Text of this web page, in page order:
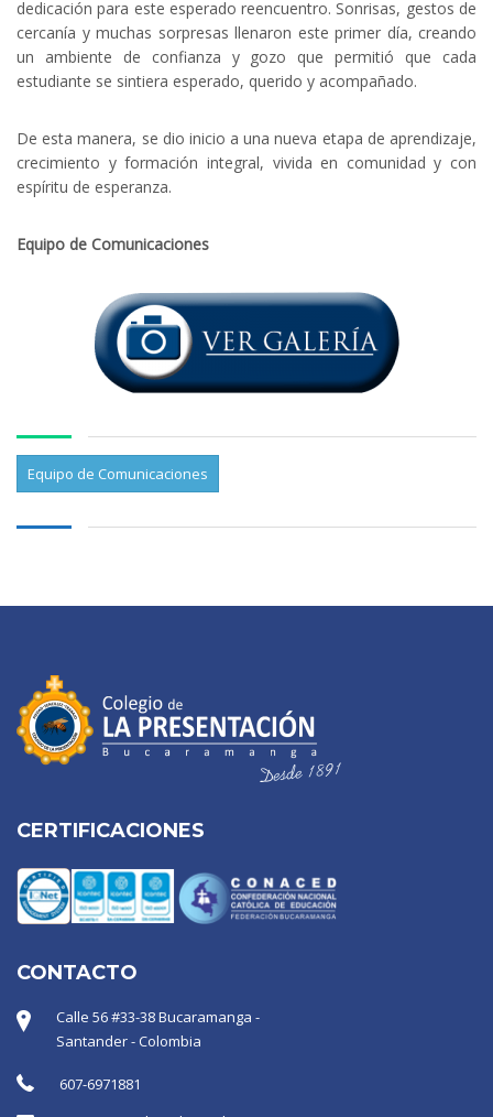
dedicación para este esperado reencuentro. Sonrisas, gestos de
cercanía y muchas sorpresas llenaron este primer día, creando
un ambiente de confianza y gozo que permitió que cada
estudiante se sintiera esperado, querido y acompañado.
De esta manera, se dio inicio a una nueva etapa de aprendizaje,
crecimiento y formación integral, vivida en comunidad y con
espíritu de esperanza.
Equipo de Comunicaciones
Equipo de Comunicaciones
CERTIFICACIONES
CONTACTO
Calle 56 #33-38 Bucaramanga -
Santander - Colombia
607-6971881